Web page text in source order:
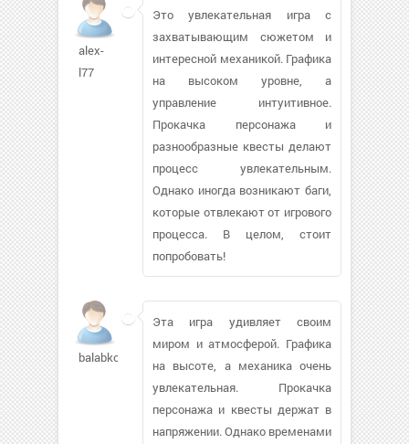
alex-
l77
Это увлекательная игра с
захватывающим сюжетом и
интересной механикой. Графика
на высоком уровне, а
управление интуитивное.
Прокачка персонажа и
разнообразные квесты делают
процесс увлекательным.
Однако иногда возникают баги,
которые отвлекают от игрового
процесса. В целом, стоит
попробовать!
balabkolg
Эта игра удивляет своим
миром и атмосферой. Графика
на высоте, а механика очень
увлекательная. Прокачка
персонажа и квесты держат в
напряжении. Однако временами